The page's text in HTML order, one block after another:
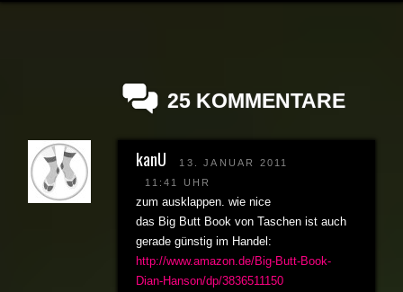
25 KOMMENTARE
kanU
13. JANUAR 2011
11:41 UHR
zum ausklappen. wie nice
das Big Butt Book von Taschen ist auch
gerade günstig im Handel:
http://www.amazon.de/Big-Butt-Book-
Dian-Hanson/dp/3836511150